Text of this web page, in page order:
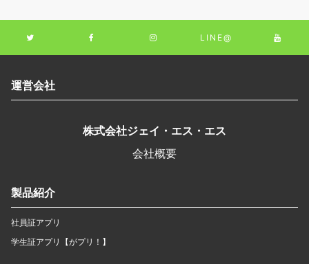
LINE@
運営会社
株式会社ジェイ・エス・エス
会社概要
製品紹介
社員証アプリ
学生証アプリ【がプリ！】